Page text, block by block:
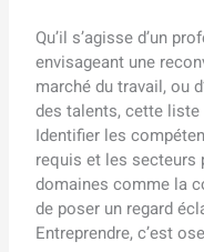
Qu’il s’agisse d’un
envisageant une
marché du travail, ou
des talents, cette
Identifier les
requis et les secteurs
domaines comme la
de poser un regard
Entreprendre, c’est